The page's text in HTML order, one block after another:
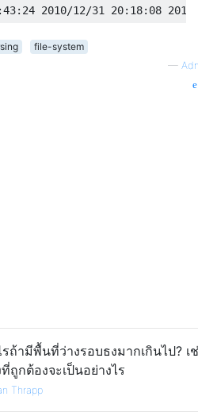
file-system
—
รถ้ามีพื้นที่ว่างรอบธงมากเกินไป? เ
ถูกต้องจะเป็นอย่างไร
Thrapp